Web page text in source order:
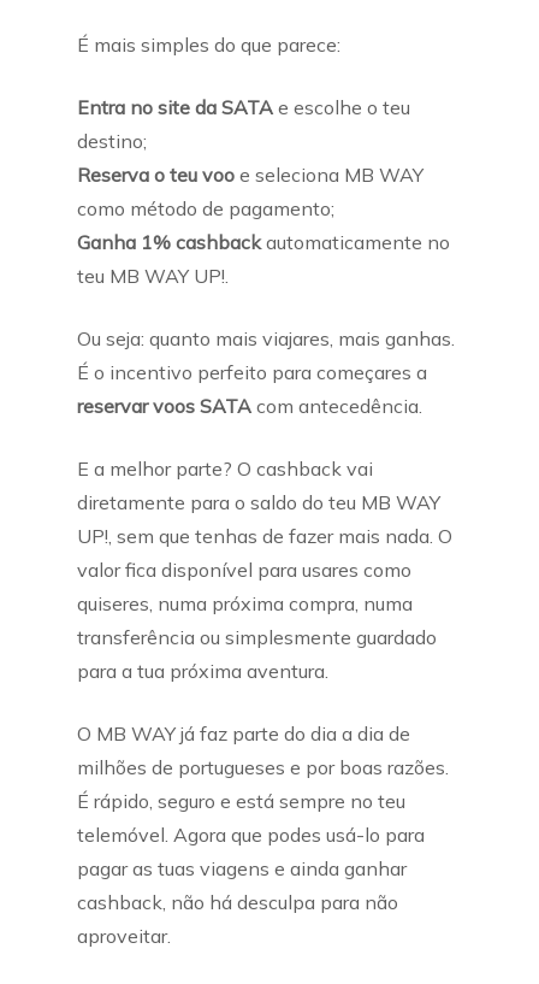
É mais simples do que parece:
Entra no site da SATA e escolhe o teu
destino;
Reserva o teu voo e seleciona MB WAY
como método de pagamento;
Ganha 1% cashbackautomaticamente no
teu MB WAY UP!.
Ou seja: quanto mais viajares, mais ganhas.
É o incentivo perfeito para começares a
reservar voos SATA com antecedência.
E a melhor parte? O cashback vai
diretamente para o saldo do teu MB WAY
UP!, sem que tenhas de fazer mais nada. O
valor fica disponível para usares como
quiseres, numa próxima compra, numa
transferência ou simplesmente guardado
para a tua próxima aventura.
O MB WAY já faz parte do dia a dia de
milhões de portugueses e por boas razões.
É rápido, seguro e está sempre no teu
telemóvel. Agora que podes usá-lo para
pagar as tuas viagens e ainda ganhar
cashback, não há desculpa para não
aproveitar.